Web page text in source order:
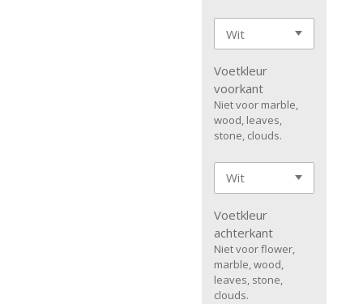
Voetkleur
voorkant
Niet voor marble,
wood, leaves,
stone, clouds.
Voetkleur
achterkant
Niet voor flower,
marble, wood,
leaves, stone,
clouds.